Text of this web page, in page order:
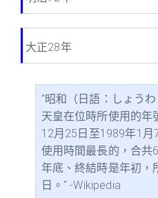
大正28年
"昭和（日語：しょう
天皇在位時所使用的
12月25日至1989年1月
使用時間最長的，合共
年底、終結時是年初，
日。" -Wikipedia